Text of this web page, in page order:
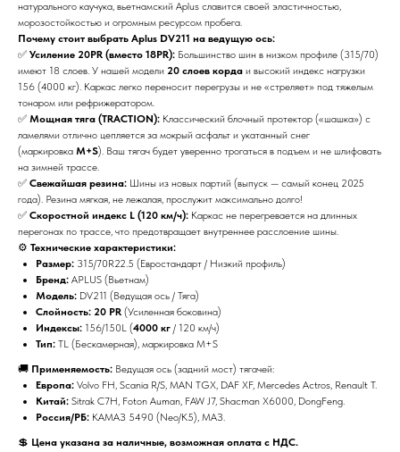
натурального каучука, вьетнамский Aplus славится своей эластичностью,
морозостойкостью и огромным ресурсом пробега.
Почему стоит выбрать Aplus DV211 на ведущую ось:
✅ Усиление 20PR (вместо 18PR): Большинство шин в низком профиле (315/70)
имеют 18 слоев. У нашей модели 20 слоев корда и высокий индекс нагрузки
156 (4000 кг). Каркас легко переносит перегрузы и не «стреляет» под тяжелым
тонаром или рефрижератором.
✅ Мощная тяга (TRACTION): Классический блочный протектор («шашка») с
ламелями отлично цепляется за мокрый асфальт и укатанный снег
(маркировка M+S). Ваш тягач будет уверенно трогаться в подъем и не шлифовать
на зимней трассе.
✅ Свежайшая резина: Шины из новых партий (выпуск — самый конец 2025
года). Резина мягкая, не лежалая, прослужит максимально долго!
✅ Скоростной индекс L (120 км/ч): Каркас не перегревается на длинных
перегонах по трассе, что предотвращает внутреннее расслоение шины.
⚙️ Технические характеристики:
Размер: 315/70R22.5 (Евростандарт / Низкий профиль)
Бренд: APLUS (Вьетнам)
Модель: DV211 (Ведущая ось / Тяга)
Слойность: 20 PR (Усиленная боковина)
Индексы: 156/150L (4000 кг / 120 км/ч)
Тип: TL (Бескамерная), маркировка M+S
🚚 Применяемость: Ведущая ось (задний мост) тягачей:
Европа: Volvo FH, Scania R/S, MAN TGX, DAF XF, Mercedes Actros, Renault T.
Китай: Sitrak C7H, Foton Auman, FAW J7, Shacman X6000, DongFeng.
Россия/РБ: КАМАЗ 5490 (Neo/K5), МАЗ.
💲 Цена указана за наличные, возможная оплата с НДС.